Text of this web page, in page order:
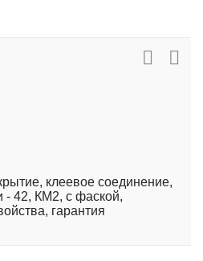
клеевое соединение,
- 42, КМ2, с фаской,
гарантия